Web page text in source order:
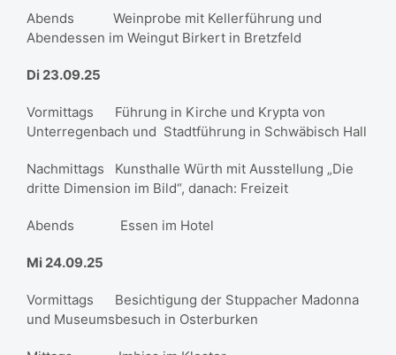
Abends Weinprobe mit Kellerführung und
Abendessen im Weingut Birkert in Bretzfeld
Di 23.09.25
Vormittags Führung in Kirche und Krypta von
Unterregenbach und Stadtführung in Schwäbisch Hall
Nachmittags Kunsthalle Würth mit Ausstellung „Die
dritte Dimension im Bild“, danach: Freizeit
Abends Essen im Hotel
Mi 24.09.25
Vormittags Besichtigung der Stuppacher Madonna
und Museumsbesuch in Osterburken